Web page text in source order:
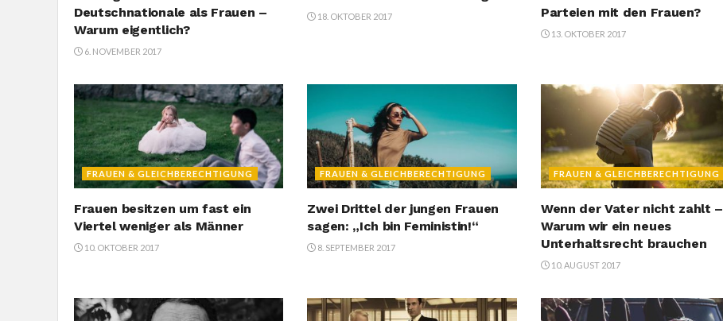
Deutschnationale als Frauen –
Warum eigentlich?
6. NOVEMBER 2017
18. OKTOBER 2017
Parteien mit den Frauen?
13. OKTOBER 2017
FRAUEN & GLEICHBERECHTIGUNG
Frauen besitzen um fast ein
Viertel weniger als Männer
10. OKTOBER 2017
FRAUEN & GLEICHBERECHTIGUNG
Zwei Drittel der jungen Frauen
sagen: „Ich bin Feministin!“
8. SEPTEMBER 2017
FRAUEN & GLEICHBERECHTIGUNG
Wenn der Vater nicht zahlt –
Warum wir ein neues
Unterhaltsrecht brauchen
10. AUGUST 2017